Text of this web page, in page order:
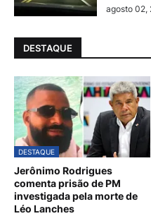
agosto 02,
DESTAQUE
DESTAQUE
Jerônimo Rodrigues
comenta prisão de PM
investigada pela morte de
Léo Lanches